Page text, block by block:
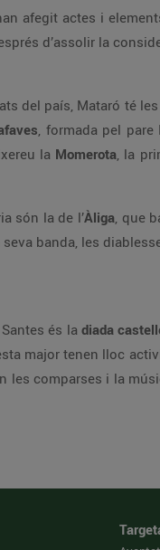
afegit actes i
d’assolir la
del país, Mataró té
, formada pel pare
la Momerota, la
són la de l’Àliga, que
seva banda, les
és la diada
major tenen lloc
les comparses i la